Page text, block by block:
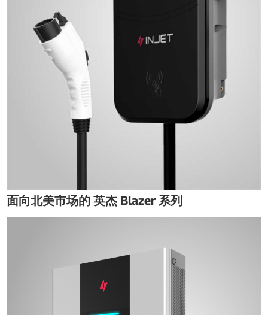
面向北美市场的 英杰 Blazer 系列